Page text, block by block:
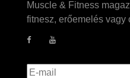
Muscle & Fitness
fitnesz, erőemelés vagy